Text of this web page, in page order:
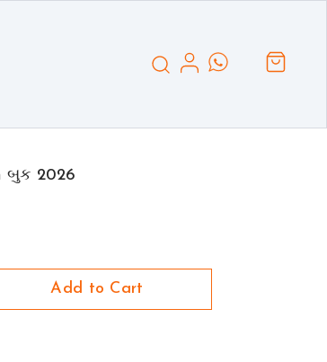
બુક 2026
Add to Cart